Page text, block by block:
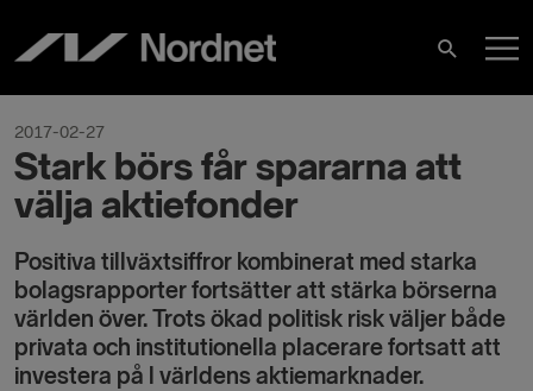
innehåll
Sök
2017-02-27
Stark börs får spararna att
välja aktiefonder
Positiva tillväxtsiffror kombinerat med starka
bolagsrapporter fortsätter att stärka börserna
världen över. Trots ökad politisk risk väljer både
privata och institutionella placerare fortsatt att
investera på l världens aktiemarknader.